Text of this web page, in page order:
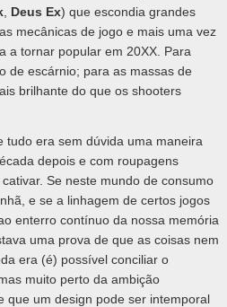
, Deus Ex) que escondia grandes
mecânicas de jogo e mais uma vez
a tornar popular em 20XX. Para
de escárnio; para as massas de
brilhante do que os shooters
era sem dúvida uma maneira
depois e com roupagens
Se neste mundo de consumo
e se a linhagem de certos jogos
enterro contínuo da nossa memória
uma prova de que as coisas nem
era (é) possível conciliar o
muito perto da ambição
que um design pode ser intemporal